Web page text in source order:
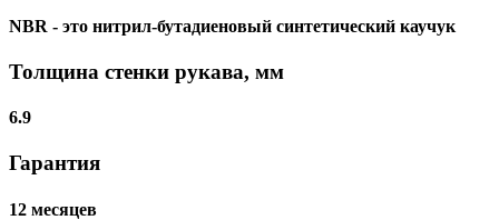
NBR - это нитрил-бутадиеновый синтетический каучук
Толщина стенки рукава, мм
6.9
Гарантия
12 месяцев